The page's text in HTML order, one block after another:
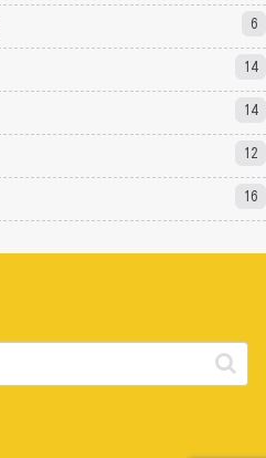
6
14
14
12
16